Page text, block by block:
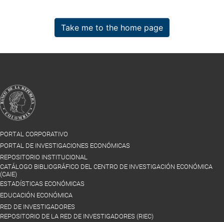
Take me to the home page
PORTAL CORPORATIVO
PORTAL DE INVESTIGACIONES ECONÓMICAS
REPOSITORIO INSTITUCIONAL
CATÁLOGO BIBLIOGRÁFICO DEL CENTRO DE INVESTIGACIÓN ECONÓMICA
(CAIE)
ESTADÍSTICAS ECONÓMICAS
EDUCACIÓN ECONÓMICA
RED DE INVESTIGADORES
REPOSITORIO DE LA RED DE INVESTIGADORES (RIEC)